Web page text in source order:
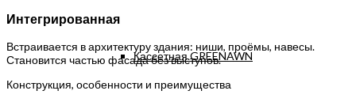
Кассетная GREENAWN
Интегрированная
Встраивается в архитектуру здания: ниши, проёмы, навесы.
Становится частью фасада без выступов.
Конструкция, особенности и преимущества